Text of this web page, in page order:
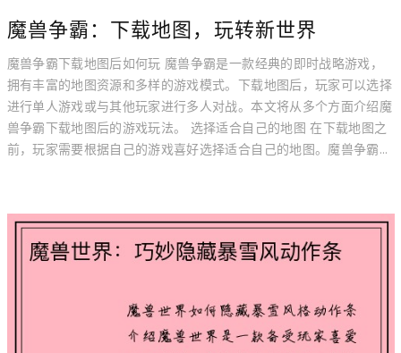
魔兽争霸：下载地图，玩转新世界
魔兽争霸下载地图后如何玩 魔兽争霸是一款经典的即时战略游戏，
拥有丰富的地图资源和多样的游戏模式。下载地图后，玩家可以选择
进行单人游戏或与其他玩家进行多人对战。本文将从多个方面介绍魔
兽争霸下载地图后的游戏玩法。 选择适合自己的地图 在下载地图之
前，玩家需要根据自己的游戏喜好选择适合自己的地图。魔兽争霸...